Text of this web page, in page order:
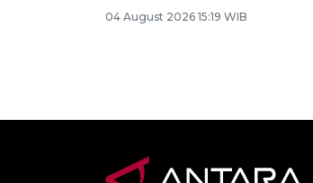
04 August 2026 15:19 WIB